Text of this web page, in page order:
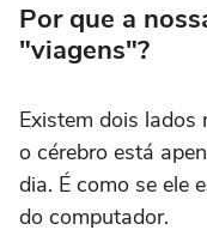
Por que a
"viagens"?
Existem dois lados
o cérebro está
dia. É como se ele
do computador.